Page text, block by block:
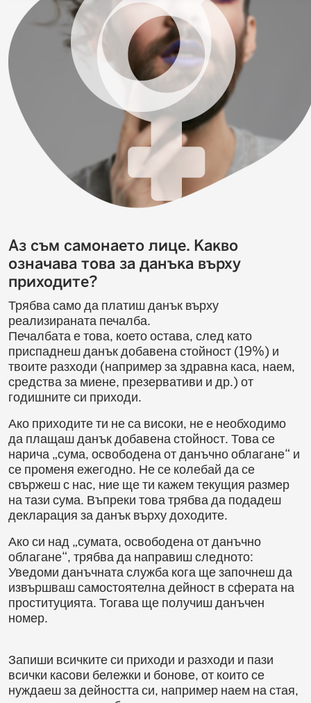
Аз съм самонаето лице. Какво
означава това за данъка върху
приходите?
Трябва само да платиш данък върху
реализираната печалба.
Печалбата е това, което остава, след като
приспаднеш данък добавена стойност (19%) и
твоите разходи (например за здравна каса, наем,
средства за миене, презервативи и др.) от
годишните си приходи.
Ако приходите ти не са високи, не е необходимо
да плащаш данък добавена стойност. Това се
нарича „сума, освободена от данъчно облагане“ и
се променя ежегодно. Не се колебай да се
свържеш с нас, ние ще ти кажем текущия размер
на тази сума. Въпреки това трябва да подадеш
декларация за данък върху доходите.
Ако си над „сумата, освободена от данъчно
облагане“, трябва да направиш следното:
Уведоми данъчната служба кога ще започнеш да
извършваш самостоятелна дейност в сферата на
проституцията. Тогава ще получиш данъчен
номер.
Запиши всичките си приходи и разходи и пази
всички касови бележки и бонове, от които се
нуждаеш за дейността си, например наем на стая,